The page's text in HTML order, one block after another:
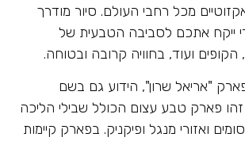
מכל רחבי העולם. סיור מודרך
ייקח אתכם לסביבה הטבעית של
ועוד, בחוויה קרובה ובטוחה.
"אריאל שרון", הידוע גם בשם
פארק טבע עצום הכולל שבילי הליכה
ואזורי מנגל ופיקניק. בפארק קיימות